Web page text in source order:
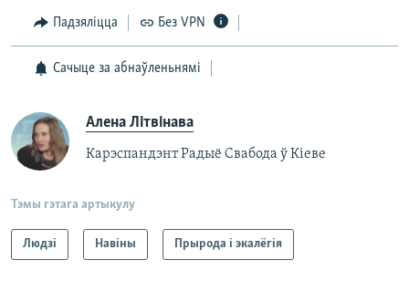
Падзяліцца Без VPN
Сачыце за абнаўленьнямі
Алена Літвінава
Карэспандэнт Радыё Свабода ў Кіеве
Тэмы гэтага артыкулу
Людзі Навіны Прырода і экалёгія